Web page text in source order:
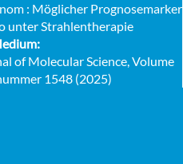
: Möglicher Prognosemarker
unter Strahlentherapie
of Molecular Science, Volume
1548 (2025)